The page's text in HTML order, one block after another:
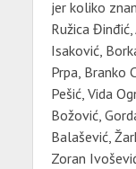
jer koliko
Ružica
Isaković,
Prpa, Branko
Pešić, Vida
Božović,
Balašević,
Zoran